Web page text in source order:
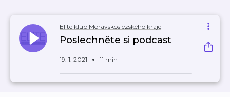
Elite klub Moravskoslezského kraje
Poslechněte si podcast
19. 1. 2021 11 min